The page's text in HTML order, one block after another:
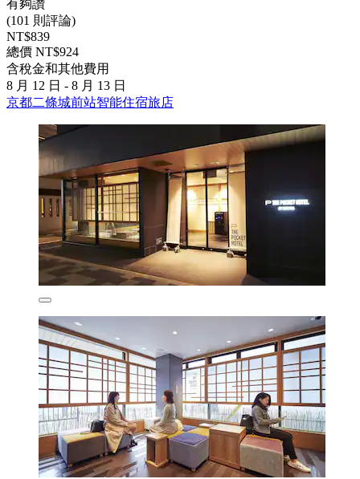
有夠讚
(101 則評論)
NT$839
總價 NT$924
含稅金和其他費用
8 月 12 日 - 8 月 13 日
京都二條城前站智能住宿旅店